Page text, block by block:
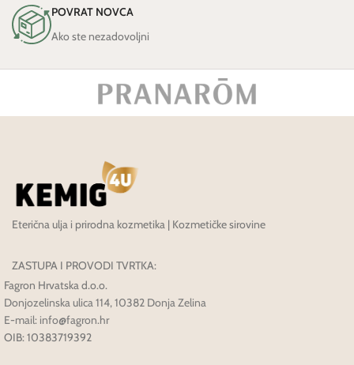
POVRAT NOVCA
Ako ste nezadovoljni
Eterična ulja i prirodna kozmetika | Kozmetičke sirovine
ZASTUPA I PROVODI TVRTKA:
Fagron Hrvatska d.o.o.
Donjozelinska ulica 114, 10382 Donja Zelina
E-mail: info@fagron.hr
OIB: 10383719392